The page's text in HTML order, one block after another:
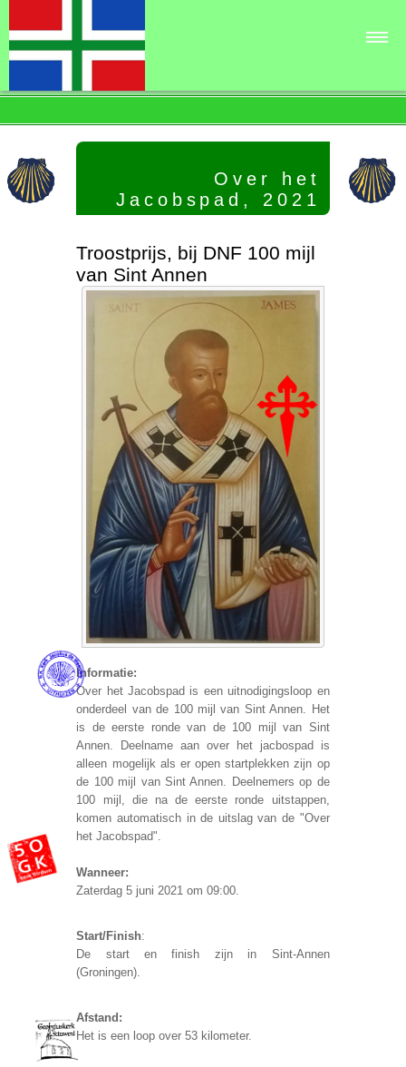
Parcours▾
Links en contact▾
Over het
Jacobspad, 2021
Troostprijs, bij DNF 100 mijl
van Sint Annen
Informatie:
Over het Jacobspad is een uitnodigingsloop en
onderdeel van de 100 mijl van Sint Annen. Het
is de eerste ronde van de 100 mijl van Sint
Annen. Deelname aan over het jacbospad is
alleen mogelijk als er open startplekken zijn op
de 100 mijl van Sint Annen. Deelnemers op de
100 mijl, die na de eerste ronde uitstappen,
komen automatisch in de uitslag van de "Over
het Jacobspad".
Wanneer:
Zaterdag 5 juni 2021 om 09:00.
Start/Finish:
De start en finish zijn in Sint-Annen
(Groningen).
Afstand:
Het is een loop over 53 kilometer.